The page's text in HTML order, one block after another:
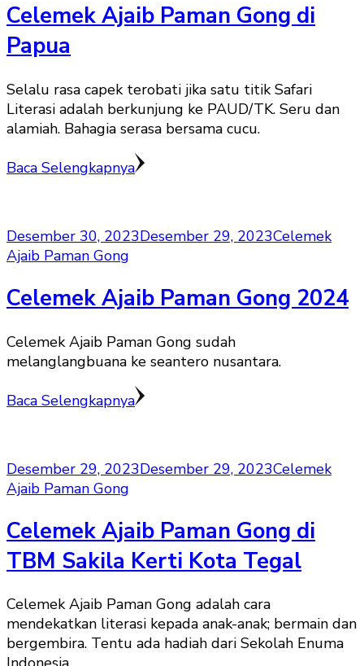
Celemek Ajaib Paman Gong di
Papua
Selalu rasa capek terobati jika satu titik Safari
Literasi adalah berkunjung ke PAUD/TK. Seru dan
alamiah. Bahagia serasa bersama cucu.
Baca Selengkapnya
Desember 30, 2023Desember 29, 2023Celemek
Ajaib Paman Gong
Celemek Ajaib Paman Gong 2024
Celemek Ajaib Paman Gong sudah
melanglangbuana ke seantero nusantara.
Baca Selengkapnya
Desember 29, 2023Desember 29, 2023Celemek
Ajaib Paman Gong
Celemek Ajaib Paman Gong di
TBM Sakila Kerti Kota Tegal
Celemek Ajaib Paman Gong adalah cara
mendekatkan literasi kepada anak-anak; bermain dan
bergembira. Tentu ada hadiah dari Sekolah Enuma